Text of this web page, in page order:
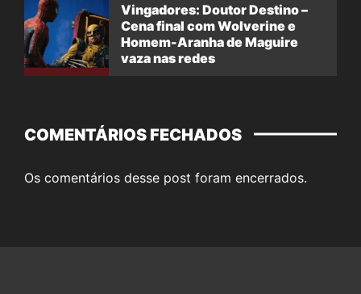
Vingadores: Doutor Destino –
Cena final com Wolverine e
Homem-Aranha de Maguire
vaza nas redes
COMENTÁRIOS FECHADOS
Os comentários desse post foram encerrados.